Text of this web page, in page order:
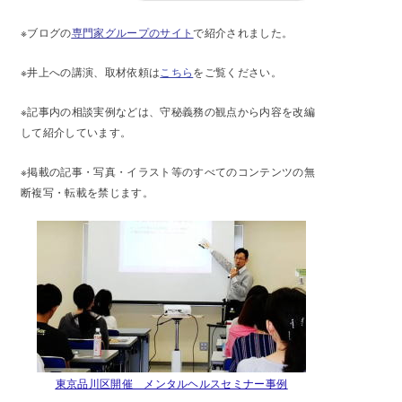
※ブログの専門家グループのサイトで紹介されました。
※井上への講演、取材依頼は こちらをご覧ください。
※記事内の相談実例などは、守秘義務の観点から内容を改編
して紹介しています。
※掲載の記事・写真・イラスト等のすべてのコンテンツの無
断複写・転載を禁じます。
東京品川区開催 メンタルヘルスセミナー事例